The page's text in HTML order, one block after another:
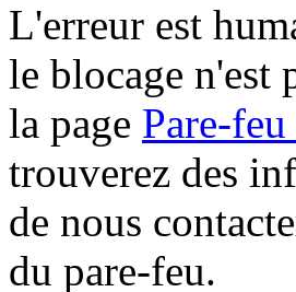
L'erreur est
le blocage n'est
la page Pare-
trouverez des
de nous
du pare-feu.